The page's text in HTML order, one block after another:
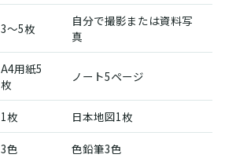
3〜5枚
自分で撮影または資料写
真
A4用紙5
枚
ノート5ページ
1枚 日本地図1枚
3色 色鉛筆3色